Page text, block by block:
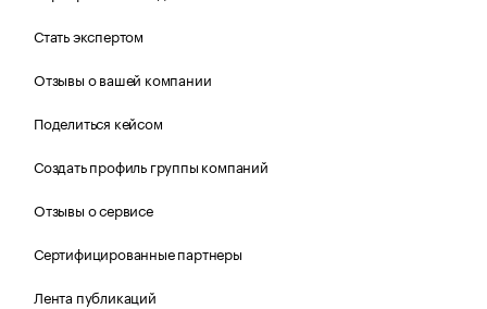
Стать экспертом
Отзывы о вашей компании
Поделиться кейсом
Создать профиль группы компаний
Отзывы о сервисе
Сертифицированные партнеры
Лента публикаций